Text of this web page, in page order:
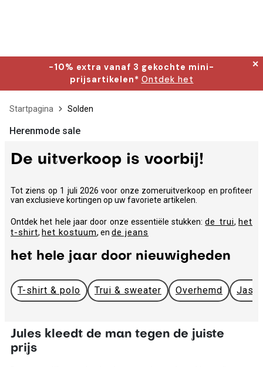
-10% extra vanaf 3 gekochte mini-
prijsartikelen* Ontdek het
✕
Startpagina Solden
Herenmode sale
De uitverkoop is voorbij!
Tot ziens op 1 juli 2026 voor onze zomeruitverkoop en profiteer
van exclusieve kortingen op uw favoriete artikelen.
Ontdek het hele jaar door onze essentiële stukken:de trui, het
t-shirt, het kostuum, en de jeans
het hele jaar door nieuwigheden
T-shirt & polo Trui & sweater Overhemd Jas
Jules kleedt de man tegen de juiste
prijs